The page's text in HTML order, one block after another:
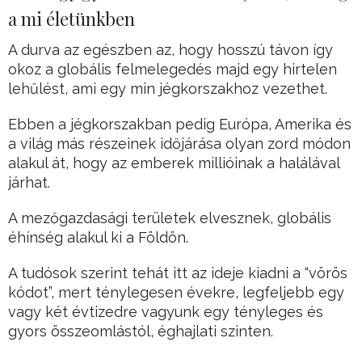
a mi életünkben
A durva az egészben az, hogy hosszú távon így
okoz a globális felmelegedés majd egy hirtelen
lehűlést, ami egy min jégkorszakhoz vezethet.
Ebben a jégkorszakban pedig Európa, Amerika és
a világ más részeinek időjárása olyan zord módon
alakul át, hogy az emberek millióinak a halálával
járhat.
A mezőgazdasági területek elvesznek, globális
éhínség alakul ki a Földön.
A tudósok szerint tehát itt az ideje kiadni a “vörös
kódot”, mert ténylegesen évekre, legfeljebb egy
vagy két évtizedre vagyunk egy tényleges és
gyors összeomlástól, éghajlati szinten.